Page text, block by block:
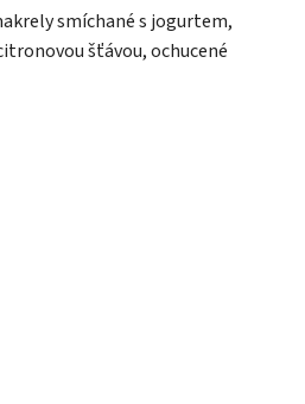
smíchané s jogurtem,
šťávou, ochucené